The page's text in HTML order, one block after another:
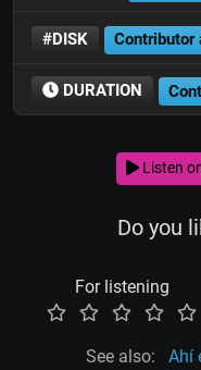
#DISK Contributor
DURATION
Listen
Do you
For listening
See also: Ahí